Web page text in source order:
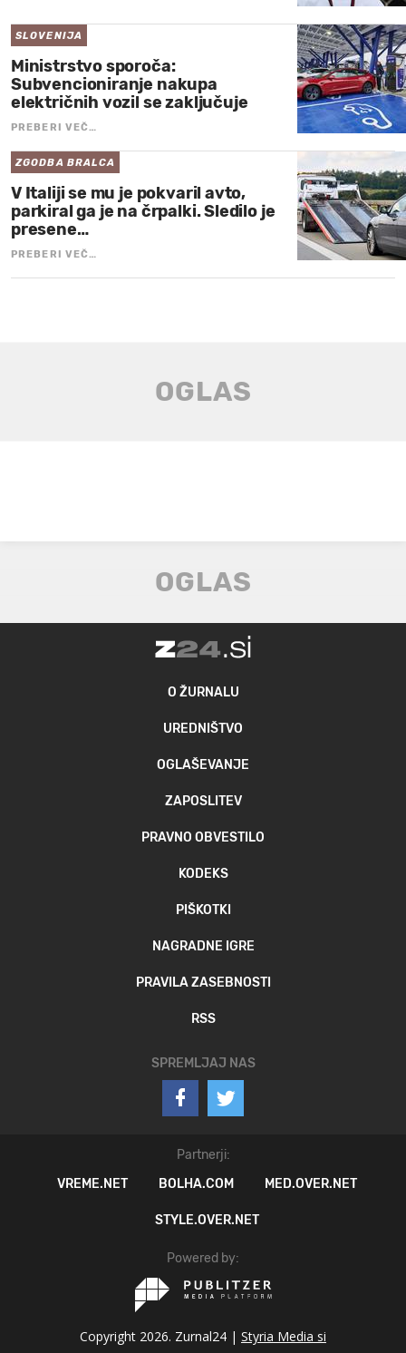
SLOVENIJA
Ministrstvo sporoča:
Subvencioniranje nakupa
električnih vozil se zaključuje
PREBERI VEČ…
ZGODBA BRALCA
V Italiji se mu je pokvaril avto,
parkiral ga je na črpalki. Sledilo je
presene…
PREBERI VEČ…
O ŽURNALU
UREDNIŠTVO
OGLAŠEVANJE
ZAPOSLITEV
PRAVNO OBVESTILO
KODEKS
PIŠKOTKI
NAGRADNE IGRE
PRAVILA ZASEBNOSTI
RSS
SPREMLJAJ NAS
Partnerji:
VREME.NET
BOLHA.COM MED.OVER.NET
STYLE.OVER.NET
Powered by:
Copyright 2026. Zurnal24 | Styria Media si